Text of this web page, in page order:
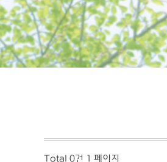
Total 0건 1 페이지